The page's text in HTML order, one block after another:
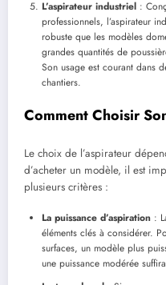
L’aspirateur industriel :
professionnels, l’aspirateur
robuste que les modèles
grandes quantités de
Son usage est courant dans
chantiers.
Comment Choisir
Le choix de l’aspirateur
d’acheter un modèle, il est
plusieurs critères :
La puissance d’aspiration :
éléments clés à considérer.
surfaces, un modèle plus
une puissance modérée